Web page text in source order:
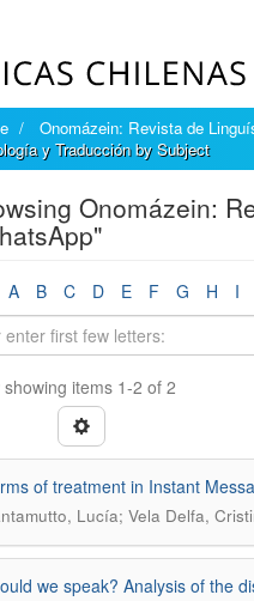
Onomázein: Revista de
y Traducción by Subject
Onomázein:
A B C D E F G H I
showing items 1-2 of 2
of treatment in Instant
Lucía; Vela Delfa,
we speak? Analysis of the